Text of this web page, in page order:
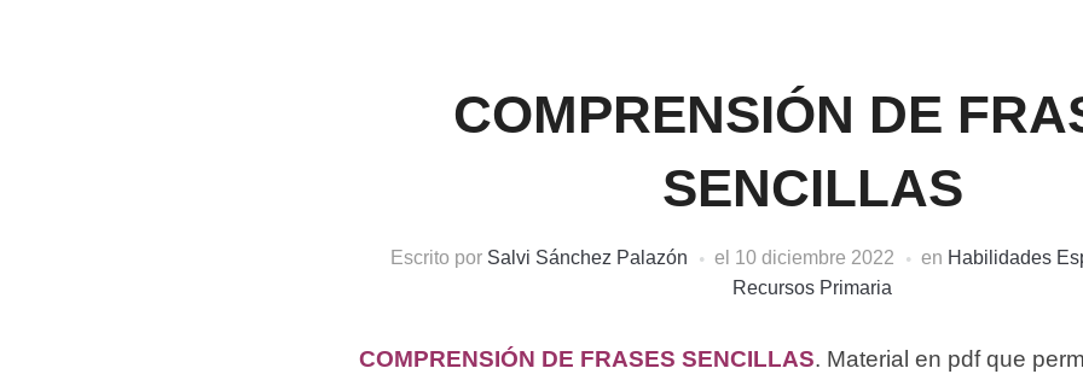
COMPRENSIÓN DE
SENCILLAS
Escrito por Salvi Sánchez Palazón el 10 diciembre 2022 en Habilidades
Recursos Primaria
COMPRENSIÓN DE FRASES SENCILLAS. Material en pdf que